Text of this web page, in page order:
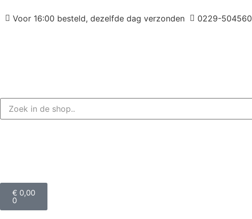
Voor 16:00 besteld, dezelfde dag verzonden 0229-504560
€ 0,00
0